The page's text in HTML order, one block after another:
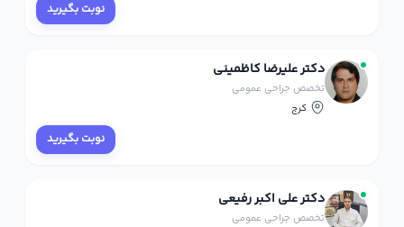
نوبت بگیرید
دکتر علیرضا کاظمینی
تخصص جراحی عمومی
کرج
نوبت بگیرید
دکتر علی اکبر رفیعی
تخصص جراحی عمومی